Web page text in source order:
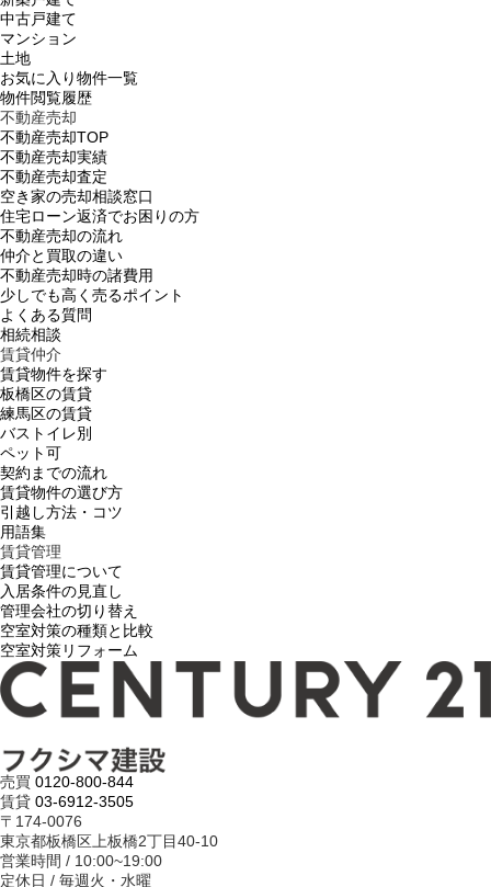
中古戸建て
マンション
土地
お気に入り物件一覧
物件閲覧履歴
不動産売却
不動産売却TOP
不動産売却実績
不動産売却査定
空き家の売却相談窓口
住宅ローン返済でお困りの方
不動産売却の流れ
仲介と買取の違い
不動産売却時の諸費用
少しでも高く売るポイント
よくある質問
相続相談
賃貸仲介
賃貸物件を探す
板橋区の賃貸
練馬区の賃貸
バストイレ別
ペット可
契約までの流れ
賃貸物件の選び方
引越し方法・コツ
用語集
賃貸管理
賃貸管理について
入居条件の見直し
管理会社の切り替え
空室対策の種類と比較
空室対策リフォーム
売買 0120-800-844
賃貸 03-6912-3505
〒174-0076
東京都板橋区上板橋2丁目40-10
営業時間 / 10:00~19:00
定休日 / 毎週火・水曜